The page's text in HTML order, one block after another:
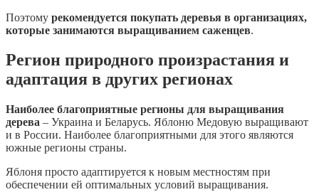
Поэтому рекомендуется покупать деревья в организациях,
которые занимаются выращиванием саженцев.
Регион природного произрастания и
адаптация в других регионах
Наиболее благоприятные регионы для выращивания
дерева – Украина и Беларусь. Яблоню Медовую выращивают
и в России. Наиболее благоприятными для этого являются
южные регионы страны.
Яблоня просто адаптируется к новым местностям при
обеспечении ей оптимальных условий выращивания.